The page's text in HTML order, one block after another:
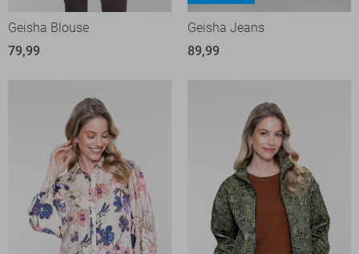
Geisha Blouse
79,99
Geisha Jeans
89,99